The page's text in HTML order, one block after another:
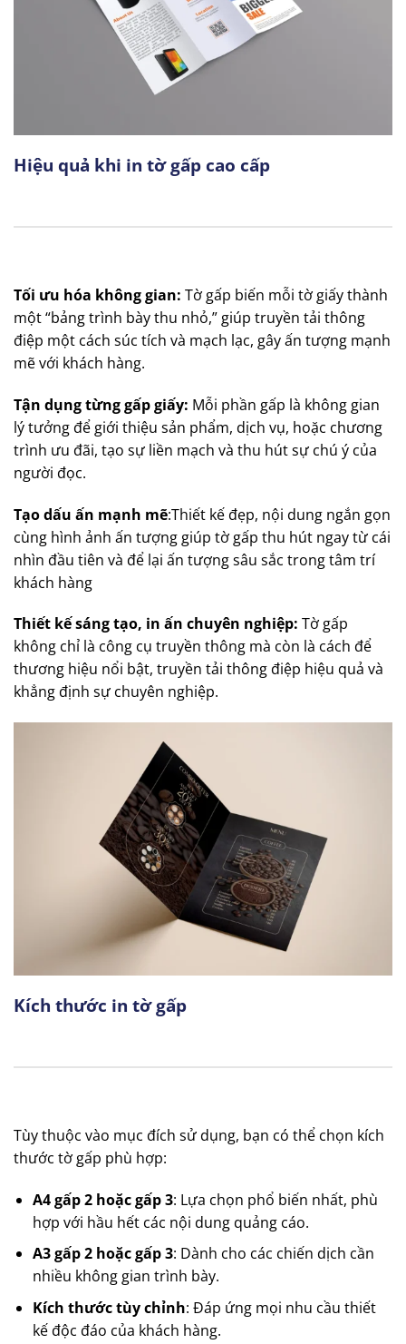
Hiệu quả khi in tờ gấp cao cấp
Tối ưu hóa không gian: Tờ gấp biến mỗi tờ giấy thành
một “bảng trình bày thu nhỏ,” giúp truyền tải thông
điệp một cách súc tích và mạch lạc, gây ấn tượng mạnh
mẽ với khách hàng.
Tận dụng từng gấp giấy: Mỗi phần gấp là không gian
lý tưởng để giới thiệu sản phẩm, dịch vụ, hoặc chương
trình ưu đãi, tạo sự liền mạch và thu hút sự chú ý của
người đọc.
Tạo dấu ấn mạnh mẽ:Thiết kế đẹp, nội dung ngắn gọn
cùng hình ảnh ấn tượng giúp tờ gấp thu hút ngay từ cái
nhìn đầu tiên và để lại ấn tượng sâu sắc trong tâm trí
khách hàng
Thiết kế sáng tạo, in ấn chuyên nghiệp: Tờ gấp
không chỉ là công cụ truyền thông mà còn là cách để
thương hiệu nổi bật, truyền tải thông điệp hiệu quả và
khẳng định sự chuyên nghiệp.
Kích thước in tờ gấp
Tùy thuộc vào mục đích sử dụng, bạn có thể chọn kích
thước tờ gấp phù hợp:
A4 gấp 2 hoặc gấp 3: Lựa chọn phổ biến nhất, phù
hợp với hầu hết các nội dung quảng cáo.
A3 gấp 2 hoặc gấp 3: Dành cho các chiến dịch cần
nhiều không gian trình bày.
Kích thước tùy chỉnh: Đáp ứng mọi nhu cầu thiết
kế độc đáo của khách hàng.